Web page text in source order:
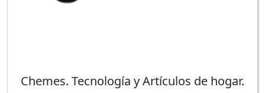
Chemes. Tecnología y Artículos de hogar.